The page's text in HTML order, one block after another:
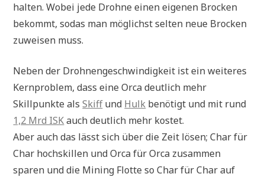
halten. Wobei jede Drohne einen eigenen Brocken
bekommt, sodas man möglichst selten neue Brocken
zuweisen muss.
Neben der Drohnengeschwindigkeit ist ein weiteres
Kernproblem, dass eine Orca deutlich mehr
Skillpunkte alsSkiffund Hulk benötigt und mit rund
1,2 Mrd ISKauch deutlich mehr kostet.
Aber auch das lässt sich über die Zeit lösen; Char für
Char hochskillen und Orca für Orca zusammen
sparen und die Mining Flotte so Char für Char auf